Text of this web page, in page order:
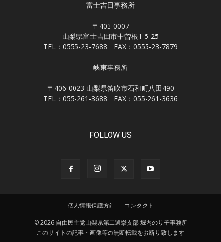
富士吉田事務所
〒403-0007
山梨県富士吉田市中曽根1-5-25
TEL：0555-23-7688 FAX：0555-23-7879
峡東事務所
〒406-0023 山梨県笛吹市石和町八田490
TEL：055-261-3688 FAX：055-261-3636
FOLLOW US
個人情報保護方針 コンタクト
© 2026 自由民主党山梨県第二選挙支部 堀内のり子事務所
このサイトの記事・画像等の無断転載をお断り致します